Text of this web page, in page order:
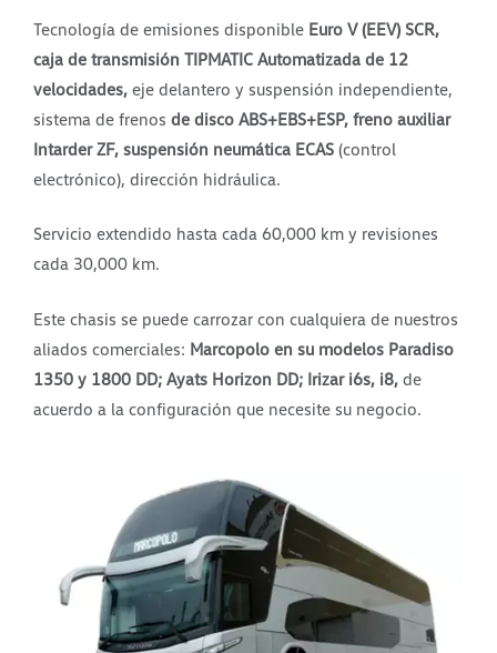
Tecnología de emisiones disponible Euro V (EEV) SCR,
caja de transmisión TIPMATIC Automatizada de 12
velocidades, eje delantero y suspensión independiente,
sistema de frenos de disco ABS+EBS+ESP, freno auxiliar
Intarder ZF, suspensión neumática ECAS (control
electrónico), dirección hidráulica.
Servicio extendido hasta cada 60,000 km y revisiones
cada 30,000 km.
Este chasis se puede carrozar con cualquiera de nuestros
aliados comerciales: Marcopolo en su modelos Paradiso
1350 y 1800 DD; Ayats Horizon DD; Irizar i6s, i8, de
acuerdo a la configuración que necesite su negocio.